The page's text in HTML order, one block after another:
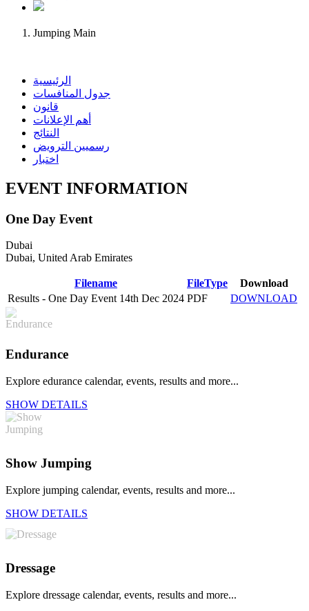
Jumping Main
الرئيسية
جدول المنافسات
قانون
أهم الإعلانات
النتائج
رسميين الترويض
اختبار
EVENT INFORMATION
One Day Event
Dubai
Dubai, United Arab Emirates
Filename FileType
Download
Results - One Day Event 14th Dec 2024 PDF DOWNLOAD
Endurance
Explore edurance calendar, events, results and more...
SHOW DETAILS
Show Jumping
Explore jumping calendar, events, results and more...
SHOW DETAILS
Dressage
Explore dressage calendar, events, results and more...